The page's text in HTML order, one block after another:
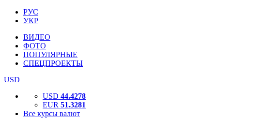
РУС
УКР
ВИДЕО
ФОТО
ПОПУЛЯРНЫЕ
СПЕЦПРОЕКТЫ
USD
USD 44.4278
EUR 51.3281
Все курсы валют